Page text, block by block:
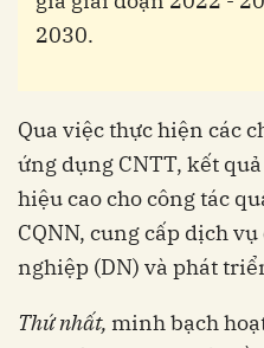
2030.
Qua việc thực hiện các
ứng dụng CNTT, kết
hiệu cao cho công tác
CQNN, cung cấp dịch
nghiệp (DN) và phát
Thứ nhất, minh bạch